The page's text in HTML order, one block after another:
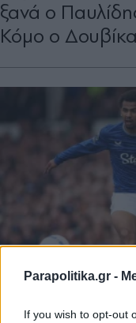
Parapolitika.gr -
If you wish to opt-out
ξανά ο
Κόμο ο
ΑΘΛΗΤΙΚΑ ΝΕΑ